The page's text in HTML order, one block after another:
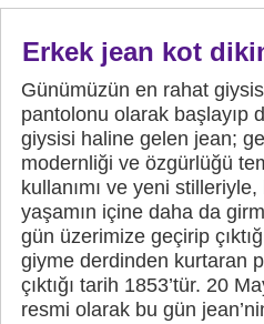
Erkek jean kot
Günümüzün en rahat
pantolonu olarak başlayıp
giysisi haline gelen jean;
modernliği ve özgürlüğü
kullanımı ve yeni
yaşamın içine daha da
gün üzerimize geçirip
giyme derdinden kurtaran
çıktığı tarih 1853’tür. 20
resmi olarak bu gün